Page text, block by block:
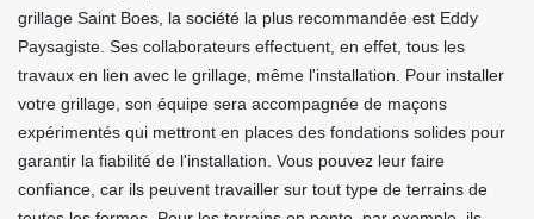
grillage Saint Boes, la société la plus recommandée est Eddy
Paysagiste. Ses collaborateurs effectuent, en effet, tous les
travaux en lien avec le grillage, même l'installation. Pour installer
votre grillage, son équipe sera accompagnée de maçons
expérimentés qui mettront en places des fondations solides pour
garantir la fiabilité de l'installation. Vous pouvez leur faire
confiance, car ils peuvent travailler sur tout type de terrains de